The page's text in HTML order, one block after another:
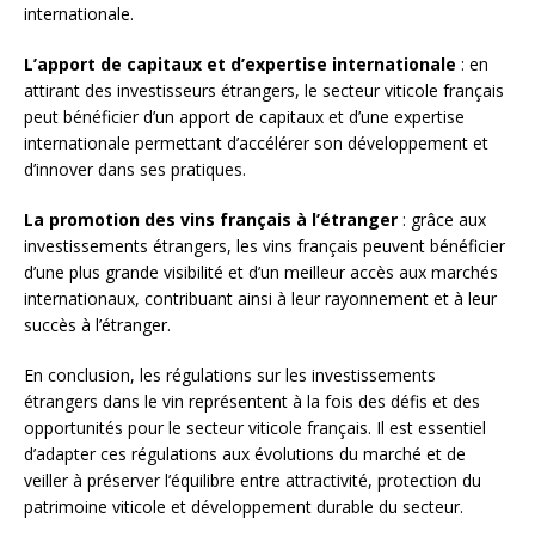
internationale.
L’apport de capitaux et d’expertise internationale : en
attirant des investisseurs étrangers, le secteur viticole français
peut bénéficier d’un apport de capitaux et d’une expertise
internationale permettant d’accélérer son développement et
d’innover dans ses pratiques.
La promotion des vins français à l’étranger : grâce aux
investissements étrangers, les vins français peuvent bénéficier
d’une plus grande visibilité et d’un meilleur accès aux marchés
internationaux, contribuant ainsi à leur rayonnement et à leur
succès à l’étranger.
En conclusion, les régulations sur les investissements
étrangers dans le vin représentent à la fois des défis et des
opportunités pour le secteur viticole français. Il est essentiel
d’adapter ces régulations aux évolutions du marché et de
veiller à préserver l’équilibre entre attractivité, protection du
patrimoine viticole et développement durable du secteur.